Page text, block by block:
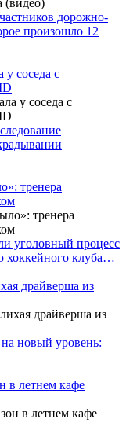
дорожно-
произошло 12
соседа с
тренера
уголовный процесс
хоккейного клуба…
драйверша из
новый уровень:
в летнем кафе